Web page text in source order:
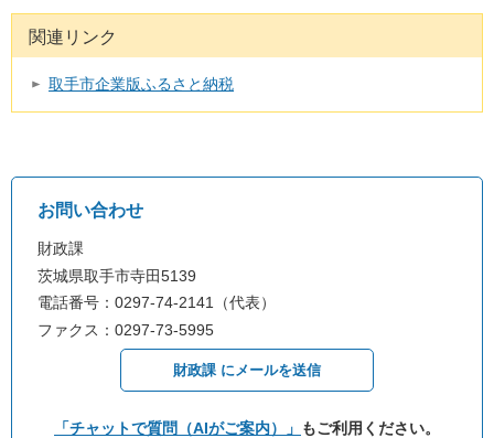
関連リンク
取手市企業版ふるさと納税
お問い合わせ
財政課
茨城県取手市寺田5139
電話番号：0297-74-2141（代表）
ファクス：0297-73-5995
財政課 にメールを送信
「チャットで質問（AIがご案内）」 もご利用ください。